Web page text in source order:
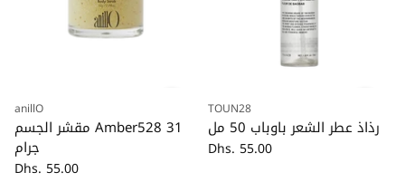
كمية anillO
مقشر الجسم Amber528 31
جرام
Dhs. 55.00
كمية TOUN28
رذاذ عطر الشعر باوباب 50 مل
Dhs. 55.00